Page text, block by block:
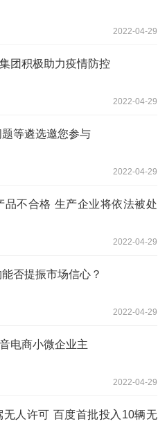
2022-04-29
团积极助力疫情防控
2022-04-29
等遴选邀您参与
2022-04-29
不合格 生产企业将依法被处
2022-04-29
否提振市场信心？
2022-04-29
电商小微企业主
2022-04-29
人许可 百度首批投入10辆无